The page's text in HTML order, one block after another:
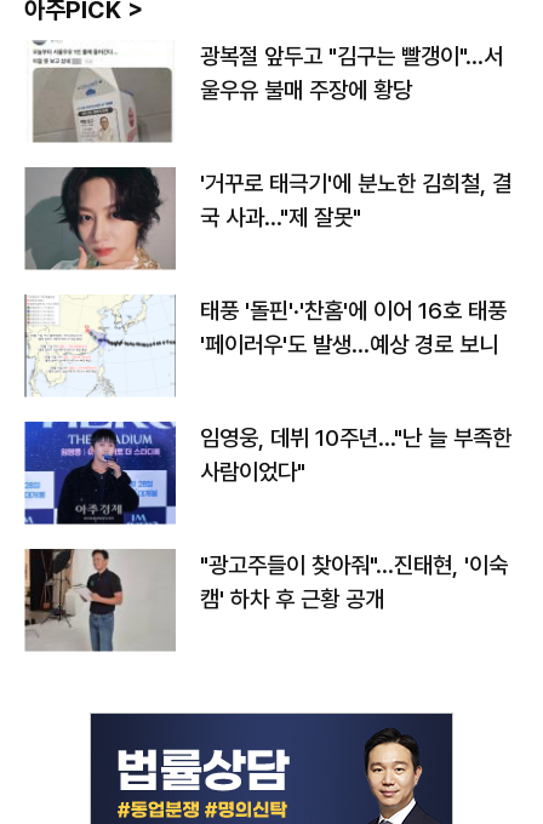
아주PICK >
광복절 앞두고 "김구는 빨갱이"…서
울우유 불매 주장에 황당
'거꾸로 태극기'에 분노한 김희철, 결
국 사과…"제 잘못"
태풍 '돌핀'·'찬홈'에 이어 16호 태풍
'페이러우'도 발생…예상 경로 보니
임영웅, 데뷔 10주년…"난 늘 부족한
사람이었다"
"광고주들이 찾아줘"…진태현, '이숙
캠' 하차 후 근황 공개